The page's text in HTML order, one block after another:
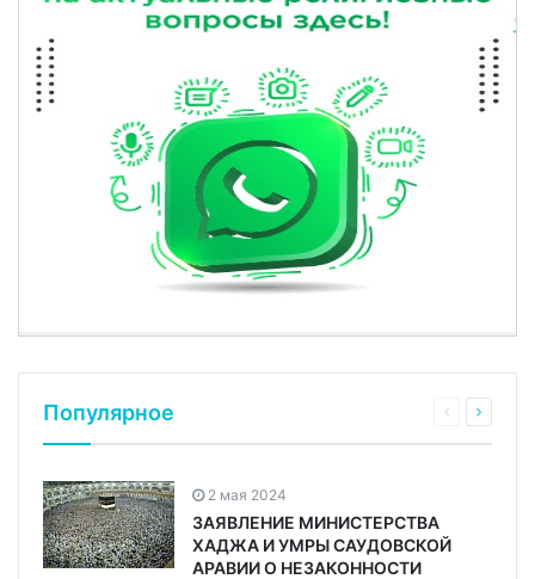
Популярное
2 мая 2024
ЗАЯВЛЕНИЕ МИНИСТЕРСТВА
ХАДЖА И УМРЫ САУДОВСКОЙ
АРАВИИ О НЕЗАКОННОСТИ